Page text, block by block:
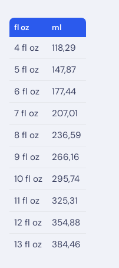
fl oz ml
4 fl oz
118,29
5 fl oz
147,87
6 fl oz
177,44
7 fl oz
207,01
8 fl oz
236,59
9 fl oz
266,16
10 fl oz
295,74
11 fl oz
325,31
12 fl oz
354,88
13 fl oz
384,46